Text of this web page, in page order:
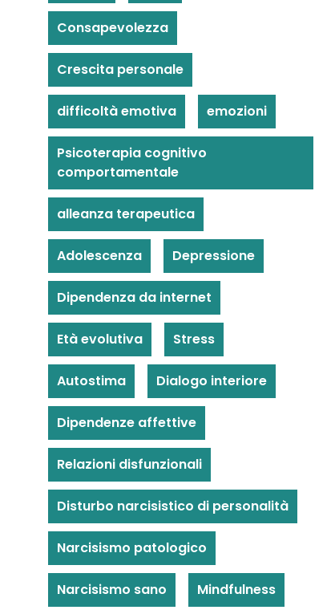
Consapevolezza
Crescita personale
difficoltà emotiva emozioni
Psicoterapia cognitivo
comportamentale
alleanza terapeutica
Adolescenza Depressione
Dipendenza da internet
Età evolutiva Stress
Autostima Dialogo interiore
Dipendenze affettive
Relazioni disfunzionali
Disturbo narcisistico di personalità
Narcisismo patologico
Narcisismo sano Mindfulness